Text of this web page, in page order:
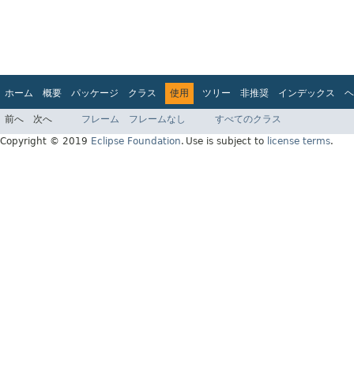
ホーム 概要 パッケージ クラス 使用 ツリー 非推奨 インデックス
前へ 次へ フレーム フレームなし
すべてのクラス
Copyright © 2019 Eclipse Foundation. Use is subject to license terms.